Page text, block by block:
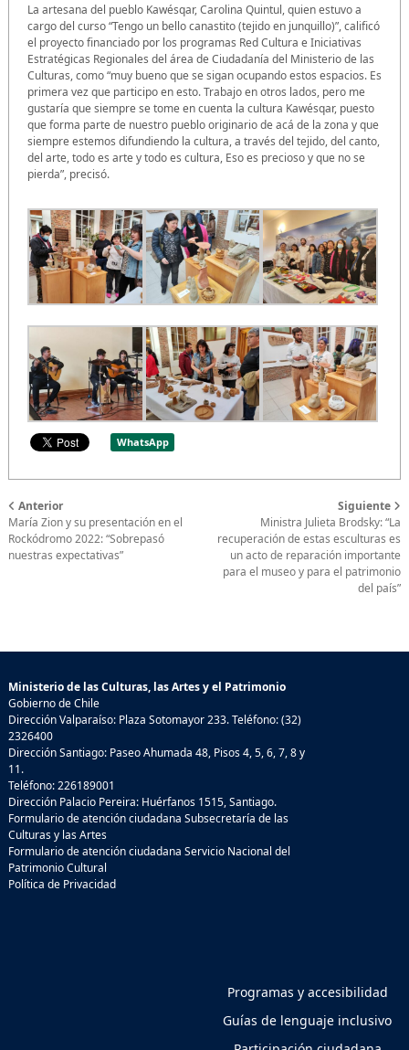
La artesana del pueblo Kawésqar, Carolina Quintul, quien estuvo a
cargo del curso “Tengo un bello canastito (tejido en junquillo)”, calificó
el proyecto financiado por los programas Red Cultura e Iniciativas
Estratégicas Regionales del área de Ciudadanía del Ministerio de las
Culturas, como “muy bueno que se sigan ocupando estos espacios. Es
primera vez que participo en esto. Trabajo en otros lados, pero me
gustaría que siempre se tome en cuenta la cultura Kawésqar, puesto
que forma parte de nuestro pueblo originario de acá de la zona y que
siempre estemos difundiendo la cultura, a través del tejido, del canto,
del arte, todo es arte y todo es cultura, Eso es precioso y que no se
pierda”, precisó.
WhatsApp
Anterior
María Zion y su presentación en el
Rockódromo 2022: “Sobrepasó
nuestras expectativas”
Siguiente
Ministra Julieta Brodsky: “La
recuperación de estas esculturas es
un acto de reparación importante
para el museo y para el patrimonio
del país”
Ministerio de las Culturas, las Artes y el Patrimonio
Gobierno de Chile
Dirección Valparaíso: Plaza Sotomayor 233. Teléfono: (32)
2326400
Dirección Santiago: Paseo Ahumada 48, Pisos 4, 5, 6, 7, 8 y
11.
Teléfono: 226189001
Dirección Palacio Pereira: Huérfanos 1515, Santiago.
Formulario de atención ciudadana Subsecretaría de las
Culturas y las Artes
Formulario de atención ciudadana Servicio Nacional del
Patrimonio Cultural
Política de Privacidad
Programas y accesibilidad
Guías de lenguaje inclusivo